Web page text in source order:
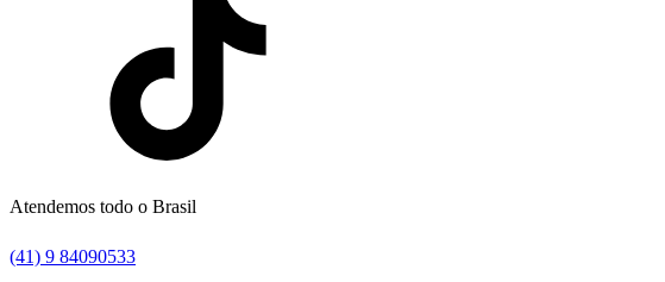
Atendemos todo o Brasil
(41) 9 84090533